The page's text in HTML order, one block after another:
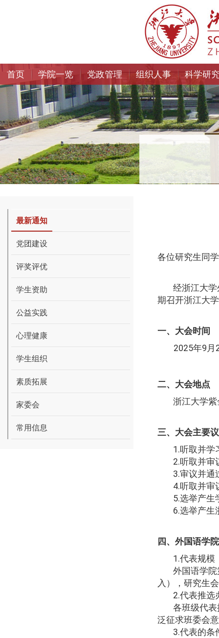
首页 学院一览 党政管理 组织人事 科学研
最新通知
党团建设
评奖评优
学生资助
公益实践
心理健康
学生组织
素质拓展
家委会
常用信息
各位研究生同
经浙江大
期召开浙江大
一、大会时间
2025年9月
二、大会地点
浙江大学
三、大会主要
1.听取并学
2.听取并审
3.审议并通
4.听取并审
5.选举产生
6.选举产生
四、外国语学
1.代表规模
外国语学
入），研究生
2.代表推选
各班级代
泛征求班委会
3.代表的条